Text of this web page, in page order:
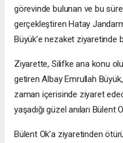
görevinde bulunan ve bu süre
gerçekleştiren Hatay
Büyük’e nezaket ziyaretinde
Ziyarette, Silifke ana konu
getiren Albay Emrullah
zaman içerisinde ziyaret
yaşadığı güzel anıları Bülent
Bülent Ok’a ziyaretinden